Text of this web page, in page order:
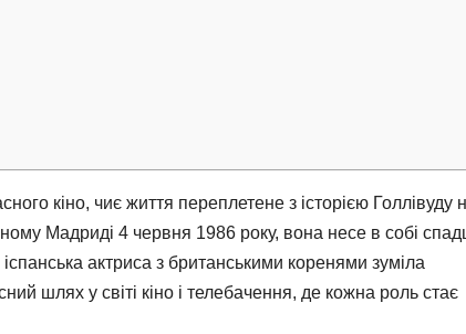
кіно, чиє життя переплетене з історією Голлівуду
Мадриді 4 червня 1986 року, вона несе в собі
актриса з британськими коренями зуміла
шлях у світі кіно і телебачення, де кожна роль стає